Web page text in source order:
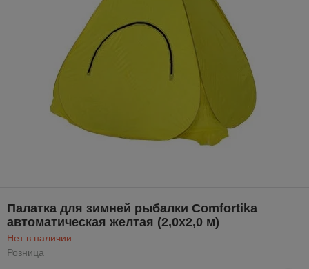
Палатка для зимней рыбалки Comfortika
автоматическая желтая (2,0х2,0 м)
Нет в наличии
Розница